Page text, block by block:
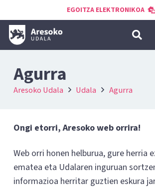
EGOITZA ELEKTRONIKOA
Agurra
Aresoko Udala Udala Agurra
Ongi etorri, Aresoko web orrira!
Web orri honen helburua, gure herria
ematea eta Udalaren inguruan
informazioa herritar guztien eskura